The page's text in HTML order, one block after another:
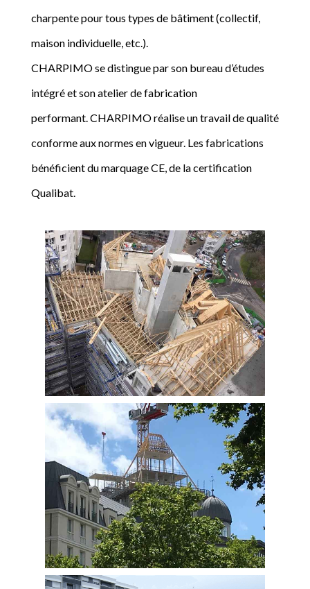
charpente pour tous types de bâtiment (collectif,
maison individuelle, etc.).
CHARPIMO se distingue par son bureau d’études
intégré et son atelier de fabrication
performant. CHARPIMO réalise un travail de qualité
conforme aux normes en vigueur. Les fabrications
bénéficient du marquage CE, de la certification
Qualibat.